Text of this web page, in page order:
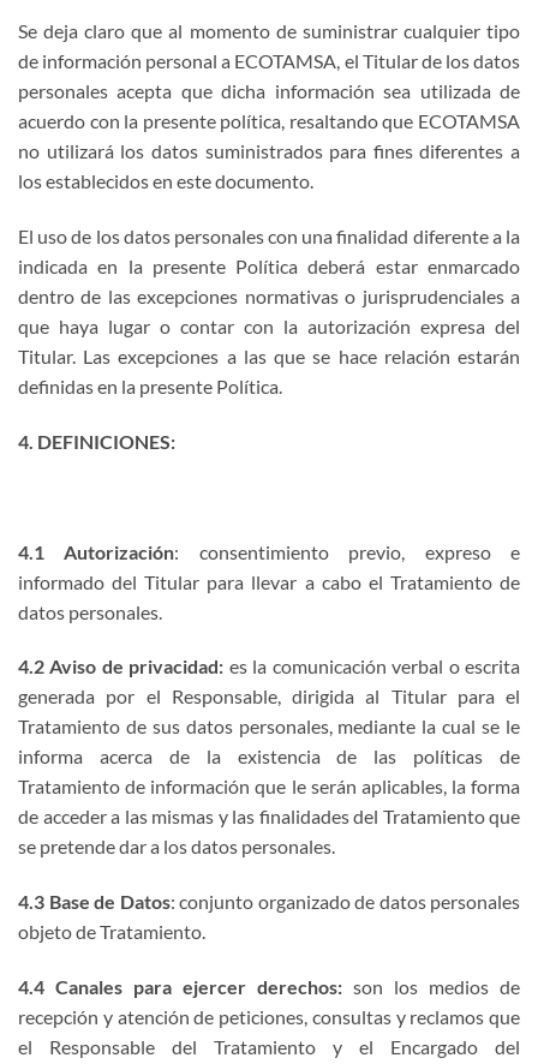
Se deja claro que al momento de suministrar cualquier tipo
de información personal a ECOTAMSA, el Titular de los datos
personales acepta que dicha información sea utilizada de
acuerdo con la presente política, resaltando que ECOTAMSA
no utilizará los datos suministrados para fines diferentes a
los establecidos en este documento.
El uso de los datos personales con una finalidad diferente a la
indicada en la presente Política deberá estar enmarcado
dentro de las excepciones normativas o jurisprudenciales a
que haya lugar o contar con la autorización expresa del
Titular. Las excepciones a las que se hace relación estarán
definidas en la presente Política.
4. DEFINICIONES:
4.1 Autorización: consentimiento previo, expreso e
informado del Titular para llevar a cabo el Tratamiento de
datos personales.
4.2 Aviso de privacidad: es la comunicación verbal o escrita
generada por el Responsable, dirigida al Titular para el
Tratamiento de sus datos personales, mediante la cual se le
informa acerca de la existencia de las políticas de
Tratamiento de información que le serán aplicables, la forma
de acceder a las mismas y las finalidades del Tratamiento que
se pretende dar a los datos personales.
4.3 Base de Datos: conjunto organizado de datos personales
objeto de Tratamiento.
4.4 Canales para ejercer derechos: son los medios de
recepción y atención de peticiones, consultas y reclamos que
el Responsable del Tratamiento y el Encargado del